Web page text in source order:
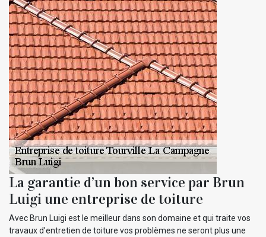
La garantie d’un bon service par Brun
Luigi une entreprise de toiture
Avec Brun Luigi est le meilleur dans son domaine et qui traite vos
travaux d’entretien de toiture vos problèmes ne seront plus une